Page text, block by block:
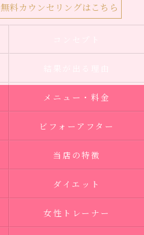
無料カウンセリングはこちら
メニュー・料金
ビフォーアフター
当店の特徴
ダイエット
女性トレーナー